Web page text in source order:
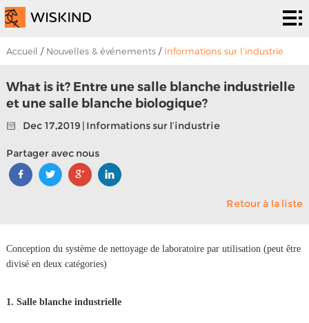
Système
de salle
Services
d’epc
Solutions
Solutions
Les
propos
Nouvelles &
Accueil / Nouvelles & événements/ Informations sur l’industrie
What is it? Entre une salle blanche industrielle
et une salle blanche biologique?
Dec 17,2019 | Informations sur l’industrie
Partager avec nous
Retour à la liste
Conception du système de nettoyage de laboratoire par utilisation (peut être
divisé en deux catégories)
1. Salle blanche industrielle